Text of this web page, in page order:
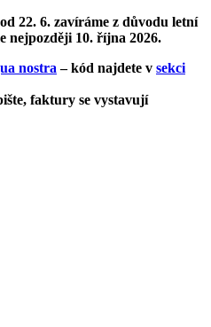
22. 6. zavíráme z důvodu letní
nejpozději 10. října 2026.
nostra – kód najdete v sekci
faktury se vystavují